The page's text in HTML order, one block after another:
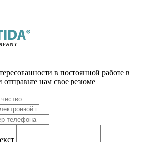
в постоянной работе в
нам свое резюме.